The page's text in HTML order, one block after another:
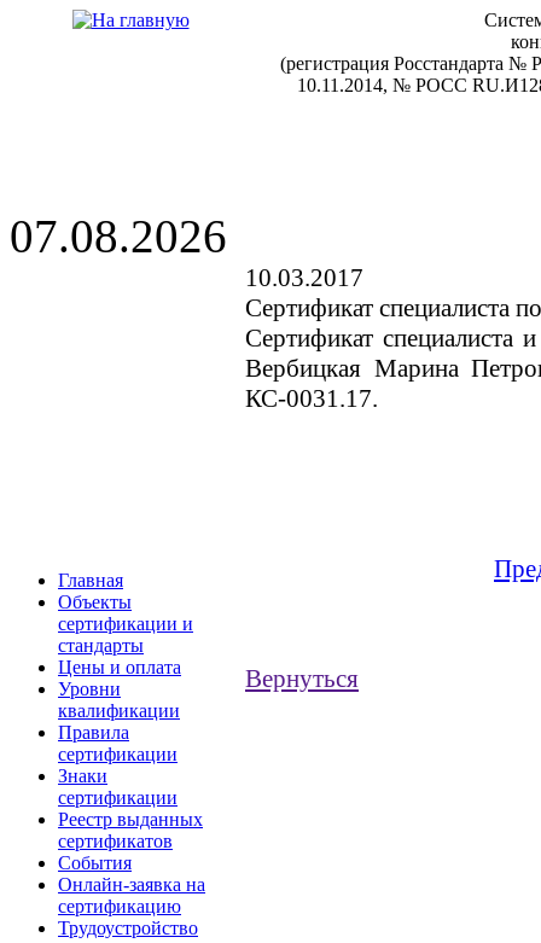
(регистрация
10.11.2014, № РОСС
07.08.2026
Главная
Объекты
сертификации и
стандарты
Цены и оплата
Уровни
квалификации
Правила
сертификации
Знаки
сертификации
Реестр выданных
сертификатов
События
Онлайн-заявка на
сертификацию
Трудоустройство
10.03.2017
Сертификат специалиста
Сертификат специалиста
Вербицкая Марина
КС-0031.17.
Вернуться